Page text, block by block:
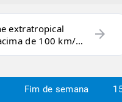
extratropical
de 100 km/h
arrow_forward
Fim de semana